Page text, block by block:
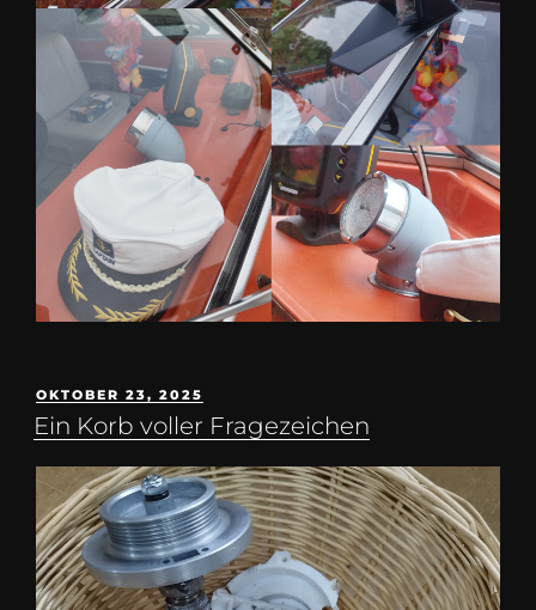
OKTOBER 23, 2025
Ein Korb voller Fragezeichen